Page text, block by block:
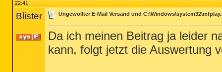
O23 - Service: FLEXnet Licensing
O23 - Service: FLEXnet Licensing
O23 - Service: Intel(R) Matrix Storage
O23 - Service: iPod-Dienst (iPod
O23 - Service: @keyiso.dll,-100
O23 - Service: lxdu_device -   -
O23 - Service: @comres.dll,-2797
O23 - Service: MySQL - Unknown owner -
22:41
Blister Ungewollter E-Mail Versand und
Da ich meinen Beitrag ja leider
kann, folgt jetzt die Auswertung